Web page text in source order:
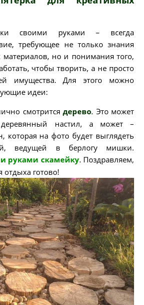
своими руками – всегда
требующее не только знания
но и понимания того,
чтобы творить, а не просто
имущества. Для этого можно
идеи:
смотрится дерево. Это может
настил, а может –
которая на фото будет выглядеть
ведущей в берлогу мишки.
руками скамейку. Поздравляем,
отдыха готово!